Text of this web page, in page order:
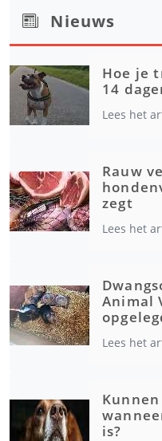
Nieuws
Hoe je
14
Lees het
Rauw
zegt
Lees het
Animal
Lees het
is?